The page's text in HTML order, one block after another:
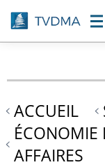
Aller
au
contenu
ACCUEIL
ÉCONOMIE
AFFAIRES